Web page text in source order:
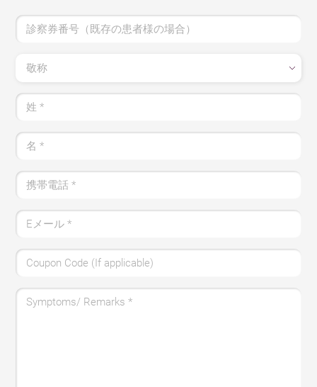
診察券番号（既存の患者様の場合）
敬称
姓*
名*
携帯電話*
Eメール*
Coupon Code (If applicable)
Symptoms/ Remarks*